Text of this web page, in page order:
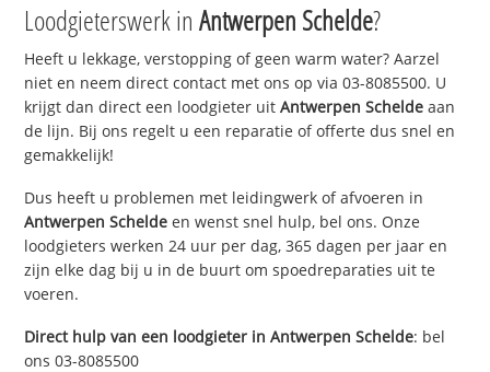
Loodgieterswerk inAntwerpen Schelde?
Heeft u lekkage, verstopping of geen warm water? Aarzel
niet en neem direct contact met ons op via 03-8085500. U
krijgt dan direct een loodgieter uitAntwerpen Schelde aan
de lijn. Bij ons regelt u een reparatie of offerte dus snel en
gemakkelijk!
Dus heeft u problemen met leidingwerk of afvoeren in
Antwerpen Schelde en wenst snel hulp, bel ons. Onze
loodgieters werken 24 uur per dag, 365 dagen per jaar en
zijn elke dag bij u in de buurt om spoedreparaties uit te
voeren.
Direct hulp van een loodgieter inAntwerpen Schelde: bel
ons 03-8085500